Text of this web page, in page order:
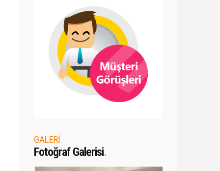
GALERİ
Fotoğraf Galerisi.